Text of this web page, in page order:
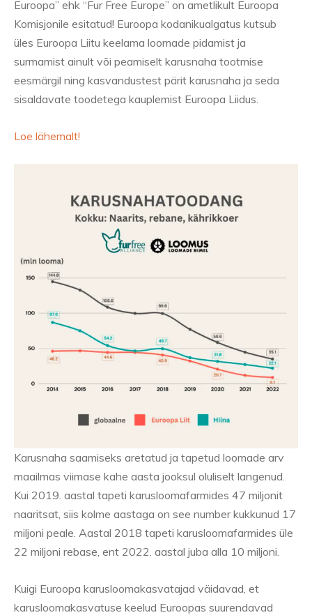
Euroopa” ehk “Fur Free Europe” on ametlikult Euroopa
Komisjonile esitatud! Euroopa kodanikualgatus kutsub
üles Euroopa Liitu keelama loomade pidamist ja
surmamist ainult või peamiselt karusnaha tootmise
eesmärgil ning kasvandustest pärit karusnaha ja seda
sisaldavate toodetega kauplemist Euroopa Liidus.
Loe lähemalt!
Karusnaha saamiseks aretatud ja tapetud loomade arv
maailmas viimase kahe aasta jooksul oluliselt langenud.
Kui 2019. aastal tapeti karusloomafarmides 47 miljonit
naaritsat, siis kolme aastaga on see number kukkunud 17
miljoni peale. Aastal 2018 tapeti karusloomafarmides üle
22 miljoni rebase, ent 2022. aastal juba alla 10 miljoni.
Kuigi Euroopa karusloomakasvatajad väidavad, et
karusloomakasvatuse keelud Euroopas suurendavad